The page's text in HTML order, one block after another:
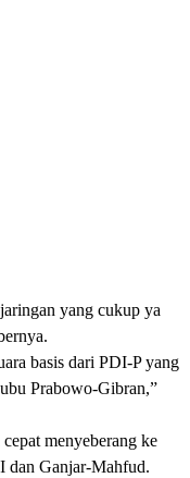
yang cukup ya
basis dari PDI-P yang
Prabowo-Gibran,”
menyeberang ke
dan Ganjar-Mahfud.